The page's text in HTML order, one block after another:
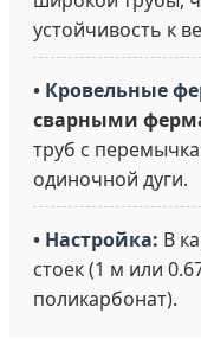
устойчивость к
• Кровельные
сварными
труб с
одиночной дуги.
• Настройка: В
стоек (1 м или
поликарбонат).